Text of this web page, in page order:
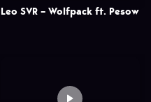
Leo SVR – Wolfpack ft. Pesow